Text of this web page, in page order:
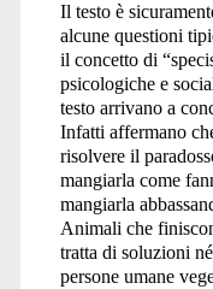
Il testo è
alcune questioni
il concetto di
psicologiche e
testo arrivano a
Infatti affermano
risolvere il
mangiarla come
mangiarla
Animali che
tratta di soluzioni
persone umane